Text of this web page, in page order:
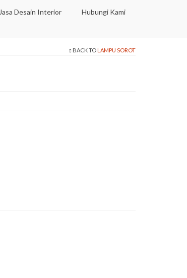
Jasa Desain Interior Hubungi Kami
BACK TOLAMPU SOROT